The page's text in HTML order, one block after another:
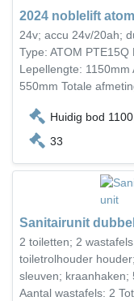
2024 noblelift
24v; accu 24v/20ah;
Type: ATOM
Lepellengte:
550mm Totale
Huidig bod
33
Sanitairunit
2 toiletten; 2
toiletrolhouder
sleuven; kraanhaken;
Aantal wastafels: 2